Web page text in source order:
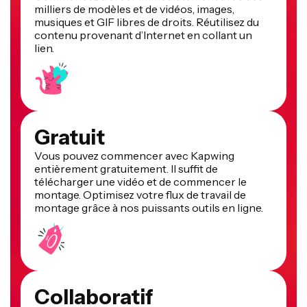
milliers de modèles et de vidéos, images,
musiques et GIF libres de droits. Réutilisez du
contenu provenant d’Internet en collant un
lien.
Gratuit
Vous pouvez commencer avec Kapwing
entièrement gratuitement. Il suffit de
télécharger une vidéo et de commencer le
montage. Optimisez votre flux de travail de
montage grâce à nos puissants outils en ligne.
Collaboratif